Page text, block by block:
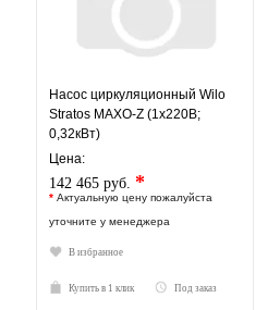
Насос циркуляционный Wilo
Stratos MAXO-Z (1х220В;
0,32кВт)
Цена:
142 465 руб. *
* Актуальную цену пожалуйста
уточните у менеджера
В избранное
Купить в 1 клик Под заказ